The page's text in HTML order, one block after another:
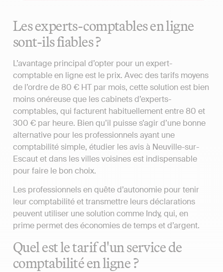
Les experts-comptables en ligne
sont-ils fiables ?
L’avantage principal d’opter pour un expert-
comptable en ligne est le prix. Avec des tarifs moyens
de l’ordre de 80 € HT par mois, cette solution est bien
moins onéreuse que les cabinets d’experts-
comptables, qui facturent habituellement entre 80 et
300 € par heure. Bien qu’il puisse s’agir d’une bonne
alternative pour les professionnels ayant une
comptabilité simple, étudier les avis à Neuville-sur-
Escaut et dans les villes voisines est indispensable
pour faire le bon choix.
Les professionnels en quête d’autonomie pour tenir
leur comptabilité et transmettre leurs déclarations
peuvent utiliser une solution comme Indy, qui, en
prime permet des économies de temps et d’argent.
Quel est le tarif d'un service de
comptabilité en ligne ?